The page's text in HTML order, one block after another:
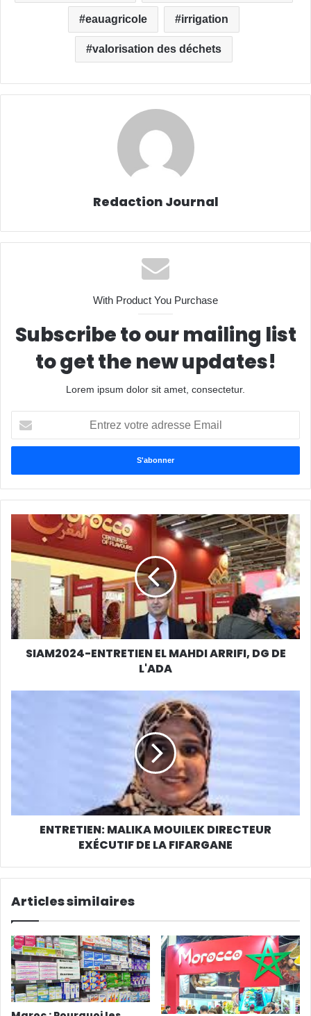
eauagricole irrigation
valorisation des déchets
Redaction Journal
With Product You Purchase
Subscribe to our mailing list
to get the new updates!
Lorem ipsum dolor sit amet, consectetur.
votre
adresse
SIAM2024-ENTRETIEN EL MAHDI ARRIFI, DG DE
L'ADA
ENTRETIEN: MALIKA MOUILEK DIRECTEUR
EXÉCUTIF DE LA FIFARGANE
Articles similaires